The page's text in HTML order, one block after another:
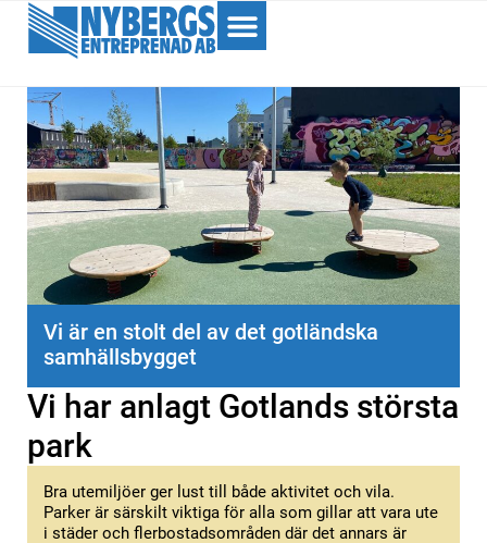
Vi är en stolt del av det gotländska
samhällsbygget
Vi har anlagt Gotlands största
park
Bra utemiljöer ger lust till både aktivitet och vila.
Parker är särskilt viktiga för alla som gillar att vara ute
i städer och flerbostadsområden där det annars är